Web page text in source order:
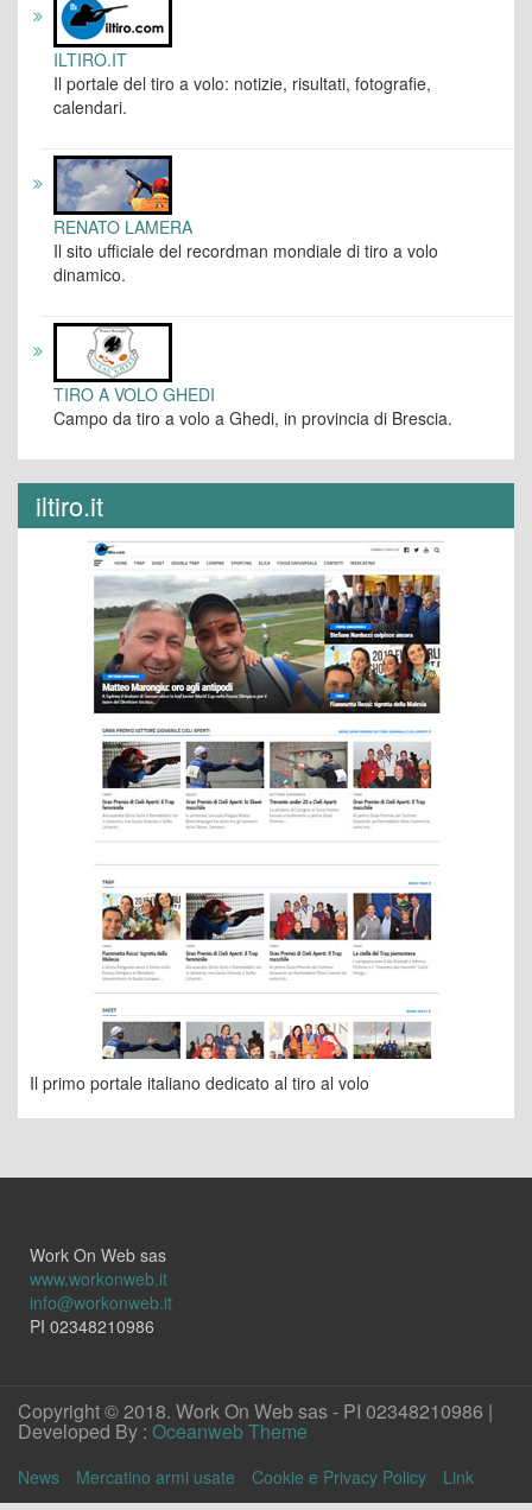
ILTIRO.IT
Il portale del tiro a volo: notizie, risultati, fotografie,
calendari.
RENATO LAMERA
Il sito ufficiale del recordman mondiale di tiro a volo
dinamico.
TIRO A VOLO GHEDI
Campo da tiro a volo a Ghedi, in provincia di Brescia.
iltiro.it
Il primo portale italiano dedicato al tiro al volo
Work On Web sas
www.workonweb.it
info@workonweb.it
PI 02348210986
Copyright © 2018. Work On Web sas - PI 02348210986 |
Developed By : Oceanweb Theme
News Mercatino armi usate Cookie e Privacy Policy Link